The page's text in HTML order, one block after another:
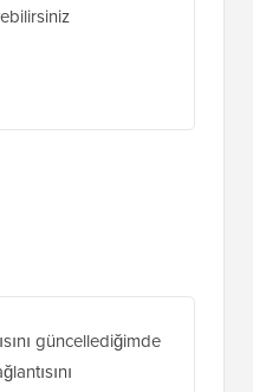
güncellediğimde